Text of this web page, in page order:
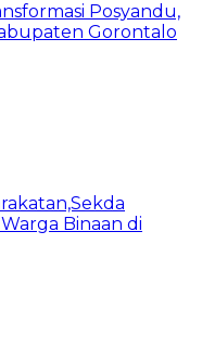
Posyandu,
Gorontalo
Binaan di